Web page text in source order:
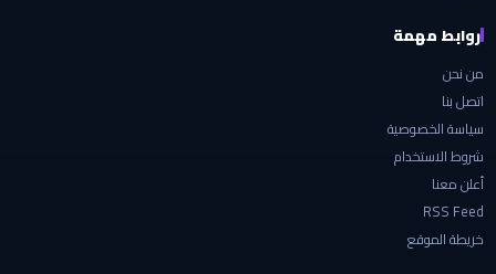
روابط مهمة
من نحن
اتصل بنا
سياسة الخصوصية
شروط الاستخدام
أعلن معنا
RSS Feed
خريطة الموقع